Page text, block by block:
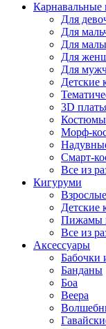
Для
Для
Для
Для
Для
Детские
3D
Морф-
Смарт-
Все из
Кигуруми
Детские
Пижамы
Все из
Аксессуары
Бабочки
Банданы
Боа
Веера